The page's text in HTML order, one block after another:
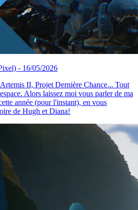
- 16/05/2026
II, Projet Dernière Chance... Tout
Alors laissez moi vous parler de ma
année (pour l'instant), en vous
de Hugh et Diana!